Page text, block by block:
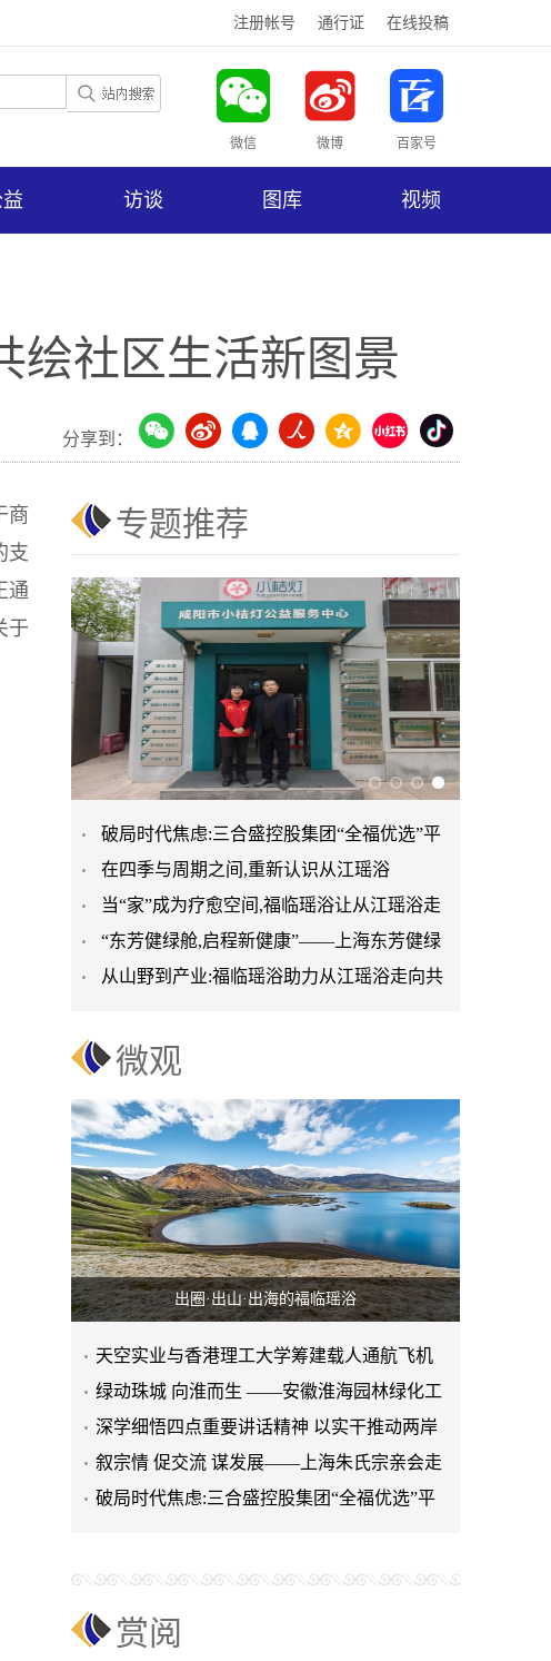
注册帐号 通行证 在线投稿
微信 微博 百家号
访谈 图库 视频
绘社区生活新图景
分享到：
商
支
通
于
专题推荐
破局时代焦虑:三合盛控股集团“全福优选”平
台正式启航
在四季与周期之间,重新认识从江瑶浴
当“家”成为疗愈空间,福临瑶浴让从江瑶浴走
进日常生活
“东芳健绿舱,启程新健康”——上海东芳健绿
AI智能养身舱品牌发
从山野到产业:福临瑶浴助力从江瑶浴走向共
微观
出圈·出山·出海的福临瑶浴
天空实业与香港理工大学筹建载人通航飞机
研究院
绿动珠城 向淮而生 ——安徽淮海园林绿化工
程有限公司发展纪实
深学细悟四点重要讲话精神 以实干推动两岸
融合发展
叙宗情 促交流 谋发展——上海朱氏宗亲会走
进上海晨烨家具有限公
破局时代焦虑:三合盛控股集团“全福优选”平
赏阅